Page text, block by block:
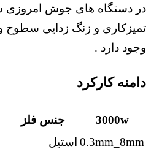
در دستگاه های جوش امروزی
تمیزکاری و زنگ زدایی
وجود دارد .
دامنه کارکرد
3000w
جنس فلز
0.3mm_8mm استیل